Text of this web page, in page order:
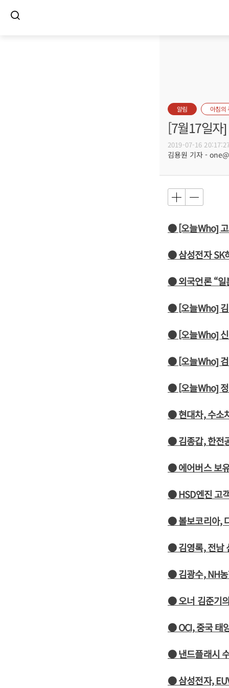
알림 아침의
[7월17일자
2019-07-16
김용원 기자 -
● [오늘Who] 고
● 삼성전자 SK
● 외국언론 “일
● [오늘Who] 김
● [오늘Who] 신
● [오늘Who] 검
● [오늘Who] 정
● 현대차, 수소
● 김종갑, 한전
● 에어버스 보
● HSD엔진 고
● 볼보코리아,
● 김영록, 전남
● 김광수, NH농
● 오너 김준기
● OCI, 중국 태
● 낸드플래시
● 삼성전자,